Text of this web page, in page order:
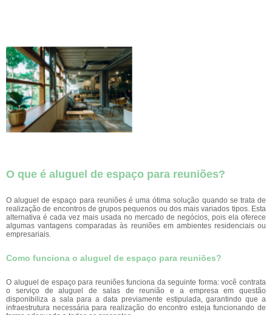
O que é aluguel de espaço para reuniões?
O aluguel de espaço para reuniões é uma ótima solução quando se trata de
realização de encontros de grupos pequenos ou dos mais variados tipos. Esta
alternativa é cada vez mais usada no mercado de negócios, pois ela oferece
algumas vantagens comparadas às reuniões em ambientes residenciais ou
empresariais.
Como funciona o aluguel de espaço para reuniões?
O aluguel de espaço para reuniões funciona da seguinte forma: você contrata
o serviço de aluguel de salas de reunião e a empresa em questão
disponibiliza a sala para a data previamente estipulada, garantindo que a
infraestrutura necessária para realização do encontro esteja funcionando de